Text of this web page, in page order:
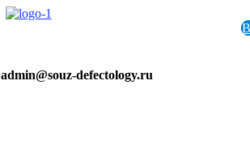
admin@souz-defectology.ru